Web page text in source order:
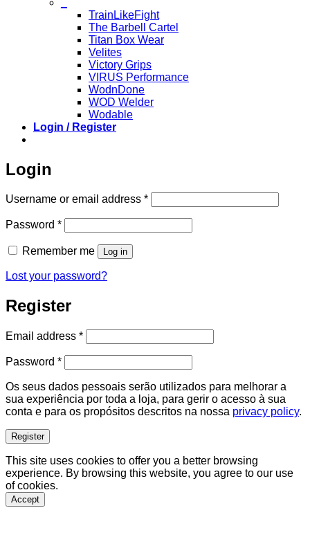
TrainLikeFight
The Barbell Cartel
Titan Box Wear
Velites
Victory Grips
VIRUS Performance
WodnDone
WOD Welder
Wodable
Login / Register
Login
Username or email address *Required
Password *Required
Remember me Log in
Lost your password?
Register
Email address *Required
Password *Required
Os seus dados pessoais serão utilizados para melhorar a
sua experiência por toda a loja, para gerir o acesso à sua
conta e para os propósitos descritos na nossa privacy policy.
Register
This site uses cookies to offer you a better browsing
experience. By browsing this website, you agree to our use
of cookies.
Accept